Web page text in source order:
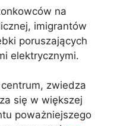
na
imigrantów
poruszających
elektrycznymi.
zwiedza
się w większej
poważniejszego